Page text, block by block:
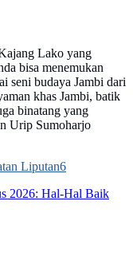
Lako yang
bisa menemukan
seni budaya Jambi dari
khas Jambi, batik
binatang yang
Urip Sumoharjo
Liputan6
2026: Hal-Hal Baik